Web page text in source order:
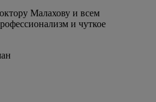
Малахову и всем
и чуткое